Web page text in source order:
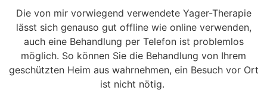
Die von mir vorwiegend verwendete Yager-Therapie
lässt sich genauso gut offline wie online verwenden,
auch eine Behandlung per Telefon ist problemlos
möglich. So können Sie die Behandlung von Ihrem
geschützten Heim aus wahrnehmen, ein Besuch vor Ort
ist nicht nötig.